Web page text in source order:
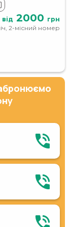
від 2000 грн
2-місний номер